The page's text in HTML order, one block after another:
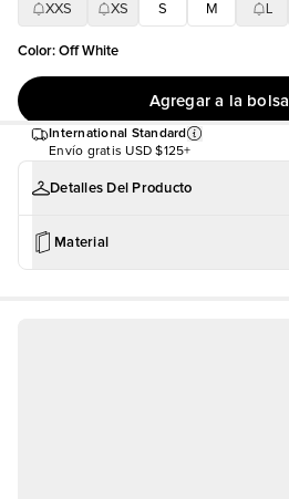
XXS XS S M
Color:Off White
Agregar a la bolsa
International Standard
Envío gratis USD $125+
Detalles Del Producto
Material